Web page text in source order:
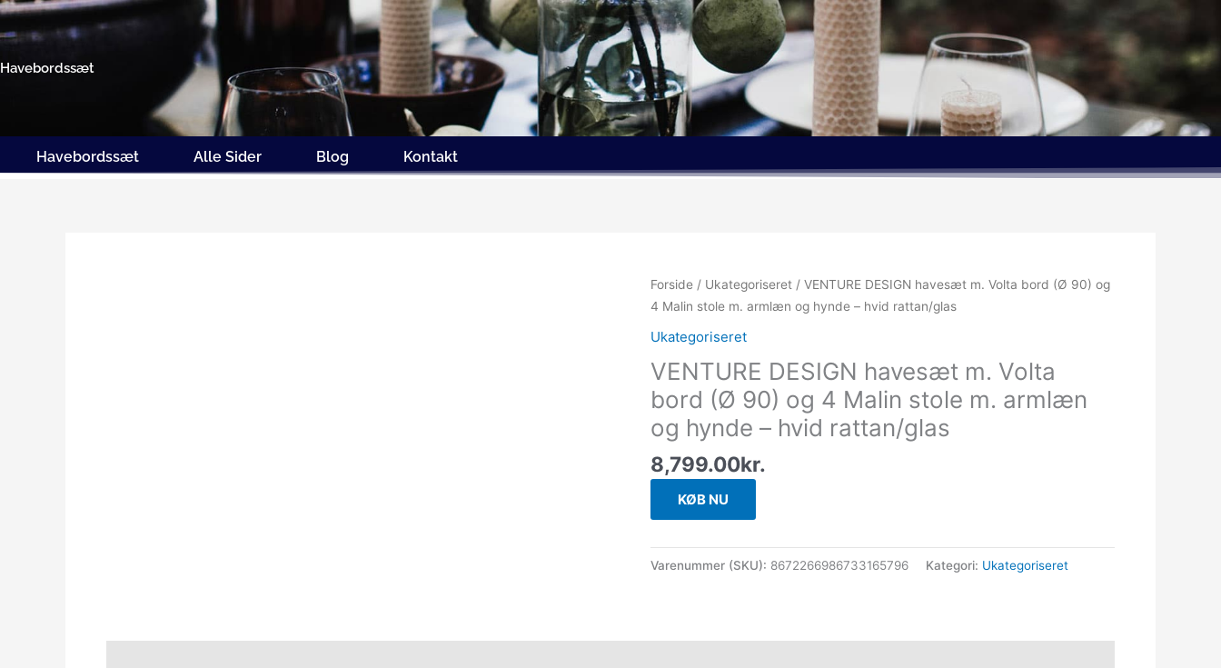
Gå
til
Havebordssæt
Havebordssæt Alle Sider Blog Kontakt
Forside / Ukategoriseret / VENTURE DESIGN havesæt m. Volta bord (Ø 90) og
4 Malin stole m. armlæn og hynde – hvid rattan/glas
Ukategoriseret
VENTURE DESIGN havesæt m. Volta
bord (Ø 90) og 4 Malin stole m. armlæn
og hynde – hvid rattan/glas
8,799.00kr.
KØB NU
Varenummer (SKU): 8672266986733165796 Kategori: Ukategoriseret